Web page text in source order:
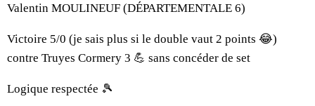
Valentin MOULINEUF (DÉPARTEMENTALE 6)
Victoire 5/0 (je sais plus si le double vaut 2 points 😂)
contre Truyes Cormery 3 💪 sans concéder de set
Logique respectée 🎾